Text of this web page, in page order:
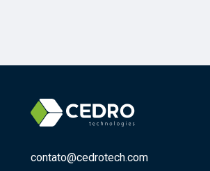
contato@cedrotech.com